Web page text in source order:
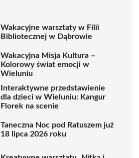
Wakacyjne warsztaty w Filii
Bibliotecznej w Dąbrowie
Wakacyjna Misja Kultura –
Kolorowy świat emocji w
Wieluniu
Interaktywne przedstawienie
dla dzieci w Wieluniu: Kangur
Florek na scenie
Taneczna Noc pod Ratuszem już
18 lipca 2026 roku